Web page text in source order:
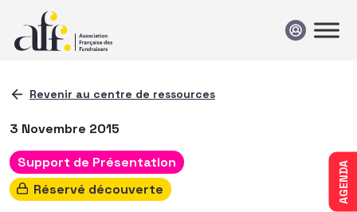
AGENDA
Revenir au centre de ressources
3 Novembre 2015
Support de Présentation
Réservé découverte